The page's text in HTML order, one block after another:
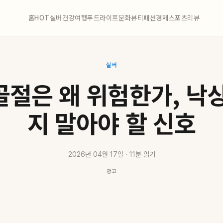
홈HOT실버건강여행푸드라이프문화뷰티패션경제스포츠리뷰
실버
절은 왜 위험한가, 낙
지 말아야 할 신호
2026년 04월 17일 · 11분 읽기
광고